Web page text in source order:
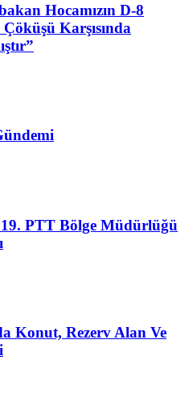
Hocamızın D-8
Karşısında
PTT Bölge Müdürlüğü
Konut, Rezerv Alan Ve